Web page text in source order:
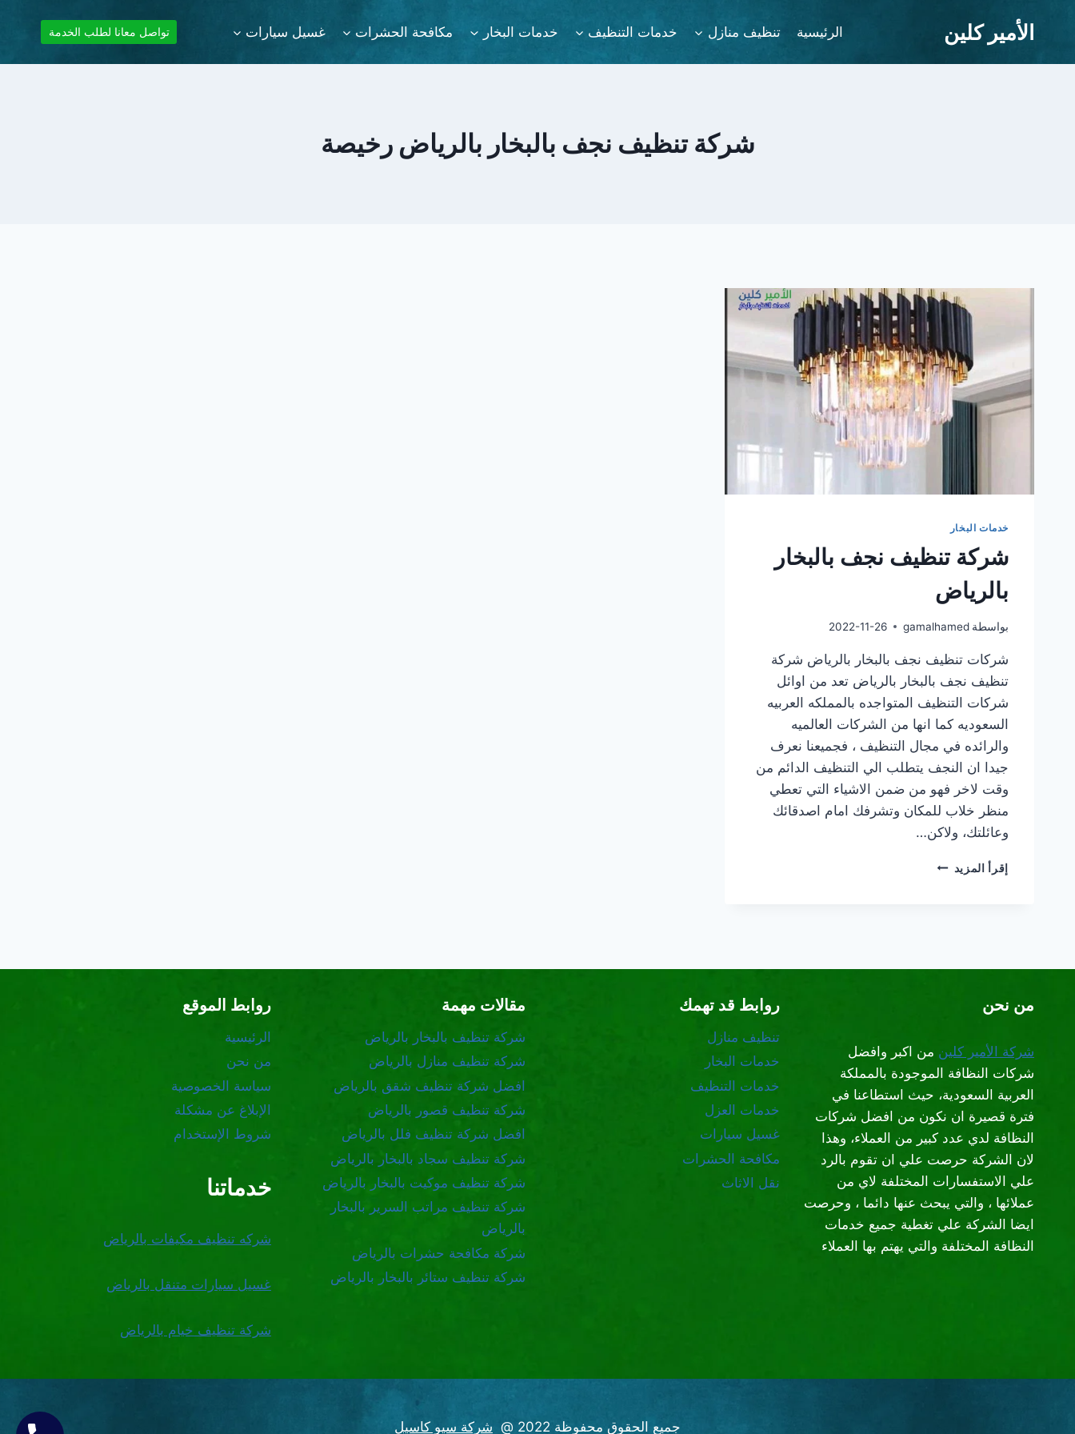
الأمير كلين الرئيسية تنظيف منازل خدمات التنظيف خدمات البخار مكافحة الحشرات غسيل سيارات تواصل معانا لطلب الخدمة
شركة تنظيف نجف بالبخار بالرياض رخيصة
خدمات البخار
شركة تنظيف نجف بالبخار
بالرياض
بواسطة gamalhamed
2022-11-26
شركات تنظيف نجف بالبخار بالرياض شركة
تنظيف نجف بالبخار بالرياض تعد من اوائل
شركات التنظيف المتواجده بالمملكه العربيه
السعوديه كما انها من الشركات العالميه
والرائده في مجال التنظيف ، فجميعنا نعرف
جيدا ان النجف يتطلب الي التنظيف الدائم من
وقت لاخر فهو من ضمن الاشياء التي تعطي
منظر خلاب للمكان وتشرفك امام اصدقائك
وعائلتك، ولاكن…
إقرأ المزيد شركة
من نحن
شركة الأمير كلين من اكبر وافضل
شركات النظافة الموجودة بالمملكة
العربية السعودية، حيث استطاعنا في
فترة قصيرة ان نكون من افضل شركات
النظافة لدي عدد كبير من العملاء، وهذا
لان الشركة حرصت علي ان تقوم بالرد
علي الاستفسارات المختلفة لاي من
عملائها ، والتي يبحث عنها دائما ، وحرصت
ايضا الشركة علي تغطية جميع خدمات
النظافة المختلفة والتي يهتم بها العملاء
روابط قد تهمك
تنظيف منازل
خدمات البخار
خدمات التنظيف
خدمات العزل
غسيل سيارات
مكافحة الحشرات
نقل الاثاث
مقالات مهمة
شركة تنظيف بالبخار بالرياض
شركة تنظيف منازل بالرياض
افضل شركة تنظيف شقق بالرياض
شركة تنظيف قصور بالرياض
افضل شركة تنظيف فلل بالرياض
شركة تنظيف سجاد بالبخار بالرياض
شركة تنظيف موكيت بالبخار بالرياض
شركة تنظيف مراتب السرير بالبخار
بالرياض
شركة مكافحة حشرات بالرياض
شركة تنظيف ستائر بالبخار بالرياض
روابط الموقع
الرئيسية
من نحن
سياسة الخصوصية
الإبلاغ عن مشكلة
شروط الإستخدام
خدماتنا
شركه تنظيف مكيفات بالرياض
غسيل سيارات متنقل بالرياض
شركة تنظيف خيام بالرياض
جميع الحقوق محفوظة 2022 @ شركة سيو كاسيل